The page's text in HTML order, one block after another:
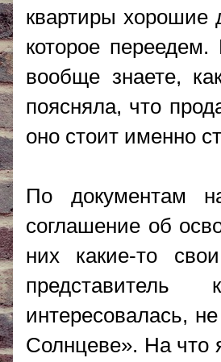
квартиры хорошие
которое
вообще знаете,
поясняла, что
оно стоит именно
По документам
соглашение об
них какие-то
представитель
интересовалась,
Солнцеве». На что